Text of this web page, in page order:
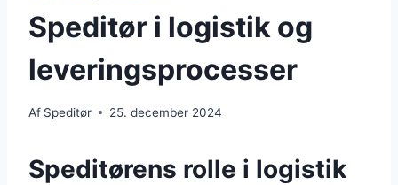
Speditør i logistik og
leveringsprocesser
Af Speditør 25. december 2024
Speditørens rolle i logistik